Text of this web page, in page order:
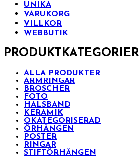
UNIKA
VARUKORG
VILLKOR
WEBBUTIK
PRODUKTKATEGORIER
ALLA PRODUKTER
ARMRINGAR
BROSCHER
FOTO
HALSBAND
KERAMIK
OKATEGORISERAD
ÖRHÄNGEN
POSTER
RINGAR
STIFTÖRHÄNGEN